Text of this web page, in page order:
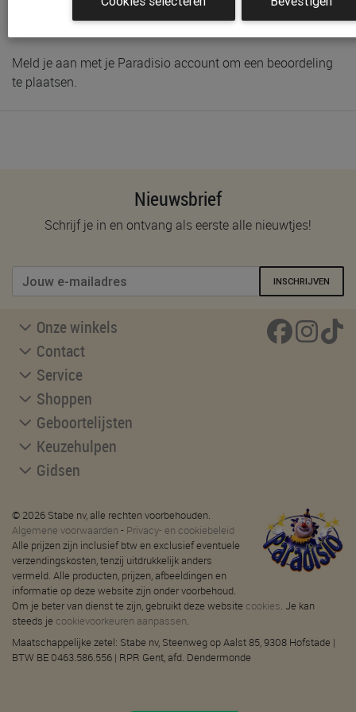
Schrijf de eerste beoordeling
Meld je aan met je Paradisio account om een beoordeling
te plaatsen.
Nieuwsbrief
Schrijf je in en ontvang als eerste alle nieuwtjes!
INSCHRIJVEN
Onze winkels
Contact
Service
Shoppen
Geboortelijsten
Keuzehulpen
Gidsen
© 2026 Stabe nv, alle rechten voorbehouden.
Algemene voorwaarden - Privacy- en cookiebeleid
Alle prijzen zijn inclusief btw en exclusief eventuele
verzendingskosten, tenzij uitdrukkelijk anders
vermeld. Alle producten, prijzen, afbeeldingen en
informatie op deze website zijn onder voorbehoud.
Om je beter van dienst te zijn, gebruikt deze website cookies. Je kan
steeds je cookievoorkeuren aanpassen.
Maatschappelijke zetel: Stabe nv, Steenweg op Aalst 85, 9308 Hofstade |
BTW BE 0463.586.556 | RPR Gent, afd. Dendermonde